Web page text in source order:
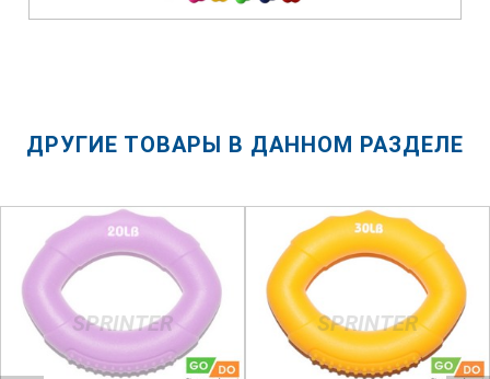
ДРУГИЕ ТОВАРЫ В ДАННОМ РАЗДЕЛЕ
SPRINTER SPRINTER